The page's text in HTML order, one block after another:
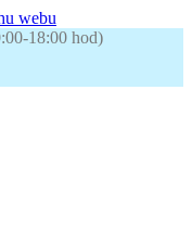
webu
18:00 hod)